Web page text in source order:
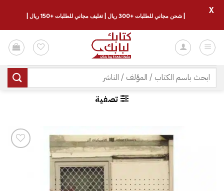
للمحتوى
البحث
عن:
تصفية
| شحن مجاني للطلبات +300 ريال | تغليف مجاني للطلبات +150 ريال |
X